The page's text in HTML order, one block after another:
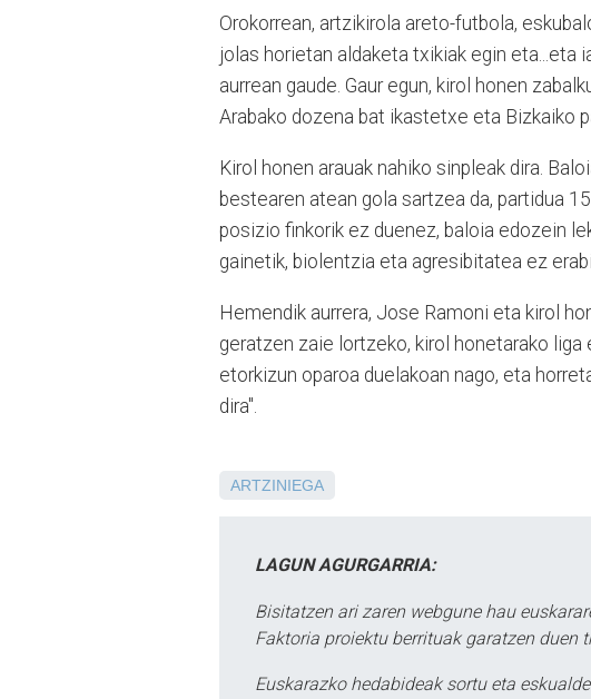
Orokorrean, artzikirola areto-futbola,
jolas horietan aldaketa txikiak egin eta...eta
aurrean gaude. Gaur egun, kirol honen
Arabako dozena bat ikastetxe eta Bizkaiko
Kirol honen arauak nahiko sinpleak dira.
bestearen atean gola sartzea da, partidua
posizio finkorik ez duenez, baloia edozein
gainetik, biolentzia eta agresibitatea ez
Hemendik aurrera, Jose Ramoni eta kirol
geratzen zaie lortzeko, kirol honetarako
etorkizun oparoa duelakoan nago, eta
dira".
ARTZINIEGA
LAGUN AGURGARRIA:
Bisitatzen ari zaren webgune hau
Faktoria proiektu berrituak garatzen duen
Euskarazko hedabideak sortu eta